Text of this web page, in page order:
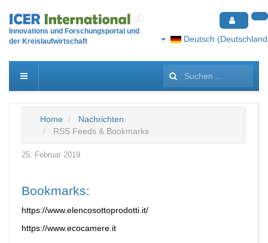
Innovations und Forschungsportal und
der Kreislaufwirtschaft
Deutsch
Suchen
...
Home
Nachrichten
RSS Feeds & Bookmarks
25. Februar 2019
Bookmarks:
https://www.elencosottoprodotti.it/
https://www.ecocamere.it